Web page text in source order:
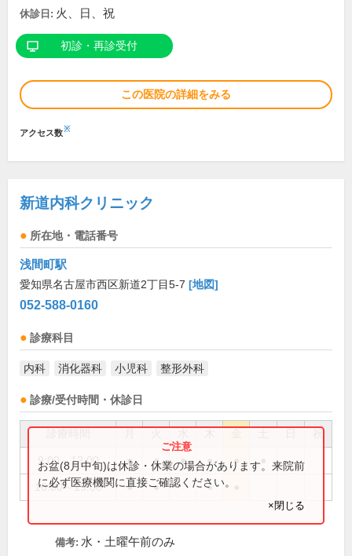
休診日: 火、日、祝
初診・再診受付
この医院の詳細をみる
アクセス数※
新道内科クリニック
所在地・電話番号
浅間町駅
愛知県名古屋市西区新道2丁目5-7 [地図]
052-588-0160
診療科目
内科 消化器科 小児科 整形外科
診療/受付時間・休診日
祝
9:00～12:00 ● ● ● ● ●
16:00～19:00 ● ● ●
お盆(8月中旬)は休診・休業の場合があります。来院前
に必ず医療機関に直接ご確認ください。
×閉じる
備考: 水・土曜午前のみ